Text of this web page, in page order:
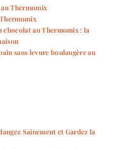
Thermomix
chocolat au Thermomix : la
sans levure boulangère au
Sainement et Gardez la